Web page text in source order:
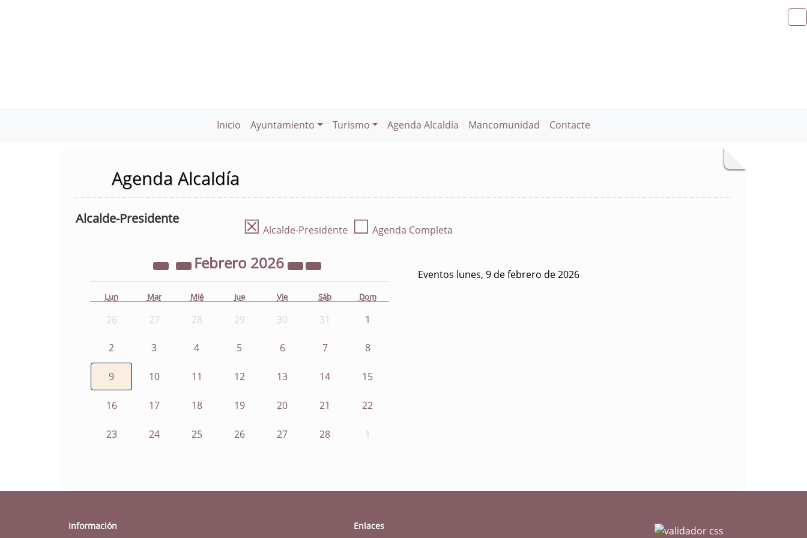
Inicio Ayuntamiento Turismo Agenda Alcaldía Mancomunidad Contacte
Agenda Alcaldía
Alcalde-Presidente ☒ Alcalde-Presidente ☐ Agenda Completa
Febrero 2026
Lun Mar Mié Jue Vie Sáb Dom
26 27 28 29 30 31 1
2 3 4 5 6 7 8
9 10 11 12 13 14 15
16 17 18 19 20 21 22
23 24 25 26 27 28 1
Eventos lunes, 9 de febrero de 2026
Información Enlaces